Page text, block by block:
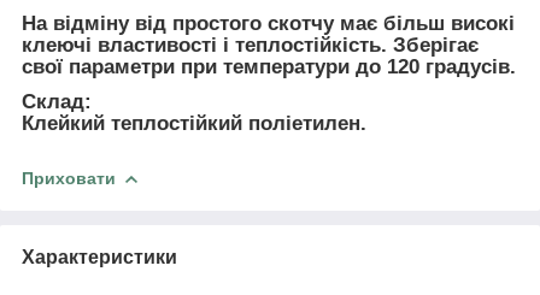
На відміну від простого скотчу має більш високі
клеючі властивості і теплостійкість. Зберігає
свої параметри при температури до 120 градусів.
Склад:
Клейкий теплостійкий поліетилен.
Приховати
Характеристики